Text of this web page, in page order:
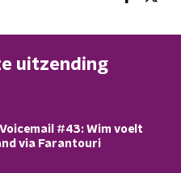
uitzending
#43: Wim voelt
via Farantouri